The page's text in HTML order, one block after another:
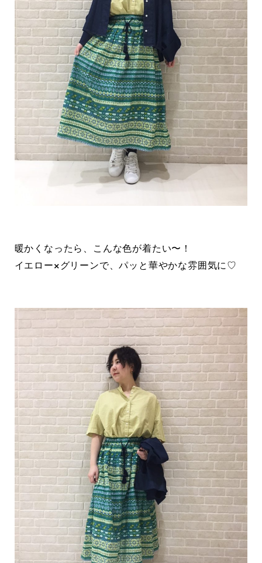
暖かくなったら、こんな色が着たい〜！
イエロー×グリーンで、パッと華やかな雰囲気に♡